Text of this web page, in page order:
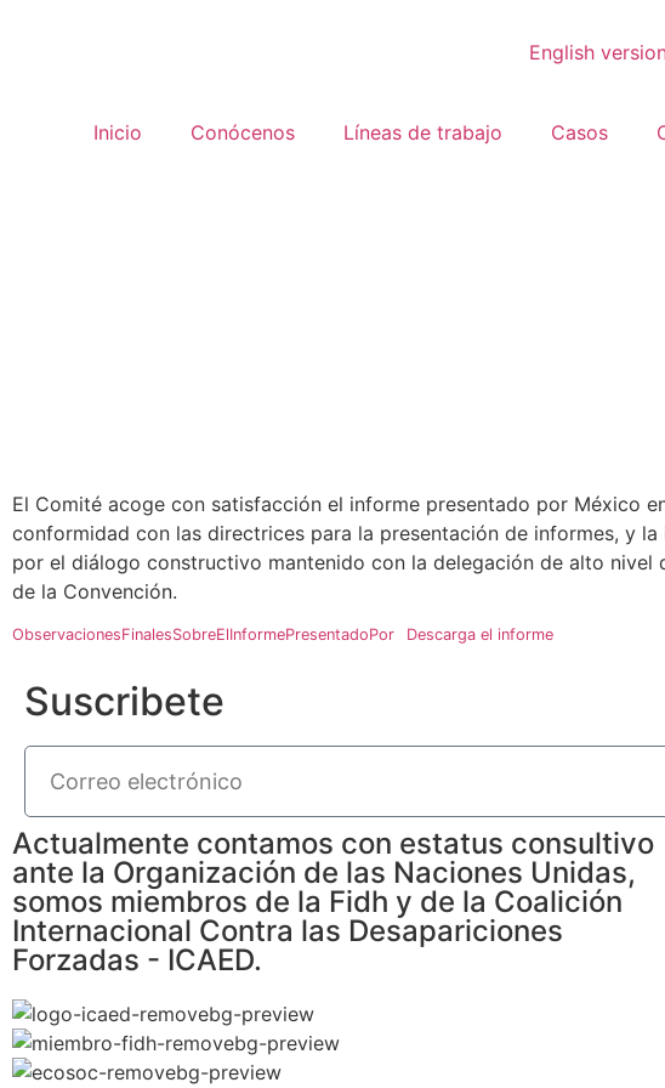
English
Inicio Conócenos Líneas de trabajo Casos
El Comité acoge con satisfacción el informe presentado por México
conformidad con las directrices para la presentación de informes, y
por el diálogo constructivo mantenido con la delegación de alto
de la Convención.
ObservacionesFinalesSobreElInformePresentadoPor Descarga el informe
Suscribete
Actualmente contamos con estatus consultivo
ante la Organización de las Naciones Unidas,
somos miembros de la Fidh y de la Coalición
Internacional Contra las Desapariciones
Forzadas - ICAED.